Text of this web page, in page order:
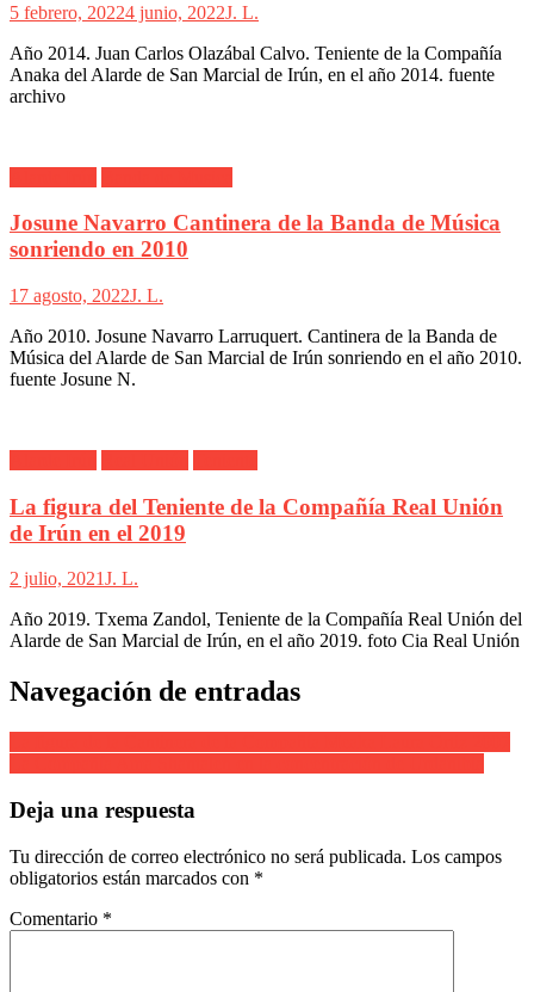
5 febrero, 20224 junio, 2022J. L.
Año 2014. Juan Carlos Olazábal Calvo. Teniente de la Compañía
Anaka del Alarde de San Marcial de Irún, en el año 2014. fuente
archivo
Josune Navarro Cantinera de la Banda de Música
sonriendo en 2010
17 agosto, 2022J. L.
Año 2010. Josune Navarro Larruquert. Cantinera de la Banda de
Música del Alarde de San Marcial de Irún sonriendo en el año 2010.
fuente Josune N.
La figura del Teniente de la Compañía Real Unión
de Irún en el 2019
2 julio, 2021J. L.
Año 2019. Txema Zandol, Teniente de la Compañía Real Unión del
Alarde de San Marcial de Irún, en el año 2019. foto Cia Real Unión
Navegación de entradas
Deja una respuesta
Tu dirección de correo electrónico no será publicada. Los campos
obligatorios están marcados con *
Comentario *